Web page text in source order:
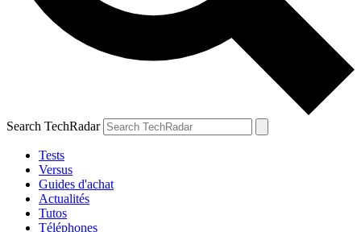
Search TechRadar
Tests
Versus
Guides d'achat
Actualités
Tutos
Téléphones